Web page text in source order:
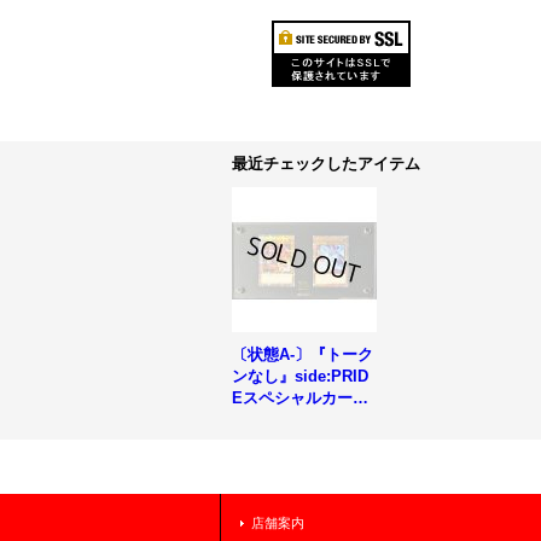
最近チェックしたアイテム
〔状態A-〕『トーク
ンなし』side:PRID
Eスペシャルカード
店舗案内